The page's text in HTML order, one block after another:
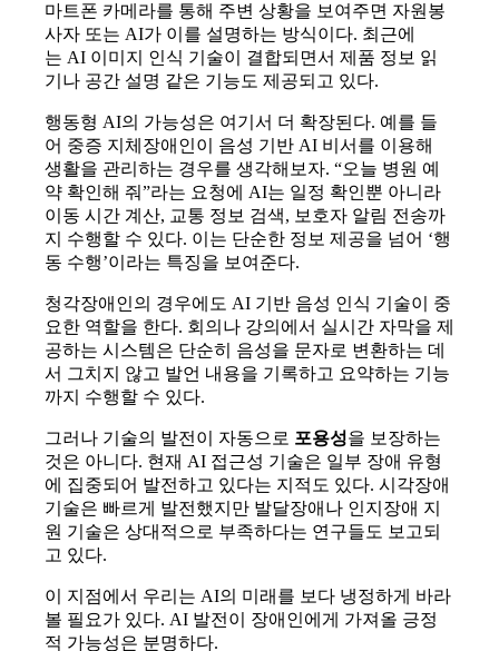
마트폰 카메라를 통해 주변 상황을 보여주면 자원봉
사자 또는 AI가 이를 설명하는 방식이다. 최근에
는 AI 이미지 인식 기술이 결합되면서 제품 정보 읽
기나 공간 설명 같은 기능도 제공되고 있다.
행동형 AI의 가능성은 여기서 더 확장된다. 예를 들
어 중증 지체장애인이 음성 기반 AI 비서를 이용해
생활을 관리하는 경우를 생각해보자. “오늘 병원 예
약 확인해 줘”라는 요청에 AI는 일정 확인뿐 아니라
이동 시간 계산, 교통 정보 검색, 보호자 알림 전송까
지 수행할 수 있다. 이는 단순한 정보 제공을 넘어 ‘행
동 수행’이라는 특징을 보여준다.
청각장애인의 경우에도 AI 기반 음성 인식 기술이 중
요한 역할을 한다. 회의나 강의에서 실시간 자막을 제
공하는 시스템은 단순히 음성을 문자로 변환하는 데
서 그치지 않고 발언 내용을 기록하고 요약하는 기능
까지 수행할 수 있다.
그러나 기술의 발전이 자동으로 포용성을 보장하는
것은 아니다. 현재 AI 접근성 기술은 일부 장애 유형
에 집중되어 발전하고 있다는 지적도 있다. 시각장애
기술은 빠르게 발전했지만 발달장애나 인지장애 지
원 기술은 상대적으로 부족하다는 연구들도 보고되
고 있다.
이 지점에서 우리는 AI의 미래를 보다 냉정하게 바라
볼 필요가 있다. AI 발전이 장애인에게 가져올 긍정
적 가능성은 분명하다.